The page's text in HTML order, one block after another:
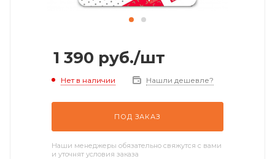
1 390 руб./шт
Нет в наличии Нашли дешевле?
ПОД ЗАКАЗ
Наши менеджеры обязательно свяжутся с вами
и уточнят условия заказа